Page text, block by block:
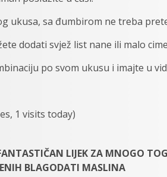
ukusa, sa đumbirom ne treba
dodati svjež list nane ili malo
po svom ukusu i imajte u
1 visits today)
LIJEK ZA MNOGO
BLAGODATI MASLINA